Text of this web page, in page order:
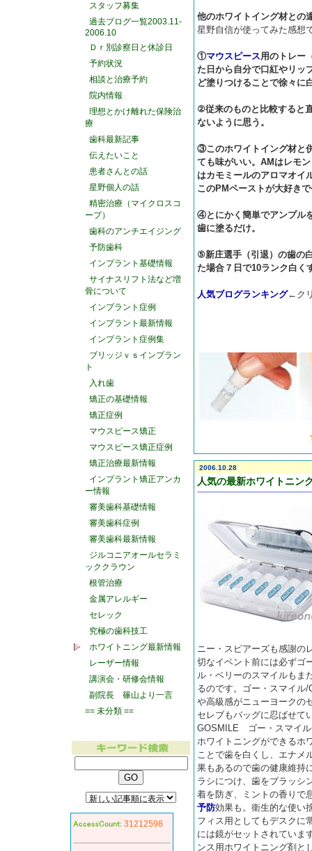
スタッフ募集
過去ブログ一覧2003.11-
2006.10
Ｄｒ別診察日と休診日
予約状況
相談と治療予約
院内情報
理想とかけ離れた保険治
療
歯科最新記事
伝えたいこと
患者さんとの話
星野個人の話
精密治療（マイクロスコ
ープ）
歯科のアンチエイジング
予防歯科
インプラント基礎情報
サイナスリフト法など増
骨について
インプラント症例
インプラント最新情報
インプラント症例集
ブリッジｖｓインプラン
ト
入れ歯
矯正の基礎情報
矯正症例
マウスピース矯正
マウスピース矯正症例
矯正治療最新情報
インプラント矯正アンカ
ー情報
審美歯科基礎情報
審美歯科症例
審美歯科最新情報
ジルコニアオールセラミ
ッククラウン
根管治療
金属アレルギー
セレック
究極の歯科技工
ホワイトニング最新情報
レーザー情報
講演会・研修会情報
副院長 篠山より一言
== 未分類 ==
31212598
他のホワイトイング材との
星野自信が使ってみた感想
①マウスピース用のトレー
た日から自分で口紅やリッ
ど塗りつけることで徐々に
②従来のものと比較すると
ないように思う。
③このホワイトイング材と
ても味がいい。AMはレモ
はカモミールのアロマオイ
このPMペーストが大好き
④とにかく簡単でアンプル
歯に塗るだけ。
⑤新庄選手（引退）の歯の
た場合７日で10ランク白く
人気ブログランキング←ク
2006.10.28
人気の最新ホワイトニン
ニー・スピアーズも感謝の
切なイベント前には必ずゴ
ル・ベリーのスマイルもま
るのです。ゴー・スマイル
や高級感がニューヨークの
セレブもバッグに忍ばせ
GOSMILE ゴー・スマイル
ホワイトニングができるホ
ことで歯を白くし、エナメ
果もあるので歯の健康維持
ラシにつけ、歯をブラッシ
着を防ぎ、ミントの香りで
予防効果も。衛生的な使い
フィス用としてもデスクに
には鏡がセットされていま
ンス用ホワイトニング剤と